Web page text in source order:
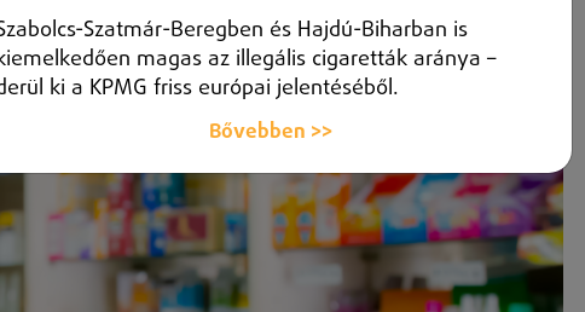
Szatmár-Beregben és Hajdú-Biharban is
kiemelkedően magas az illegális cigaretták aránya –
ki a KPMG friss európai jelentéséből.
Bővebben >>